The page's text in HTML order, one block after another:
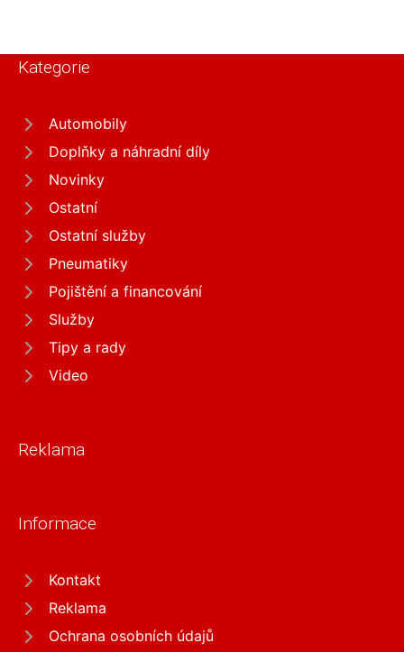
Kategorie
Automobily
Doplňky a náhradní díly
Novinky
Ostatní
Ostatní služby
Pneumatiky
Pojištění a financování
Služby
Tipy a rady
Video
Reklama
Informace
Kontakt
Reklama
Ochrana osobních údajů